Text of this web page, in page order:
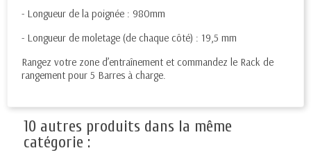
- Longueur de la poignée : 980mm
- Longueur de moletage (de chaque côté) : 19,5 mm
Rangez votre zone d’entraînement et commandez le Rack de
rangement pour 5 Barres à charge.
10 autres produits dans la même
catégorie :